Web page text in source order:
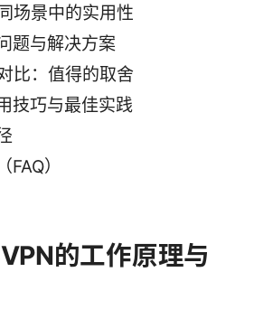
场景中的实用性
题与解决方案
比：值得的取舍
技巧与最佳实践
）
的工作原理与